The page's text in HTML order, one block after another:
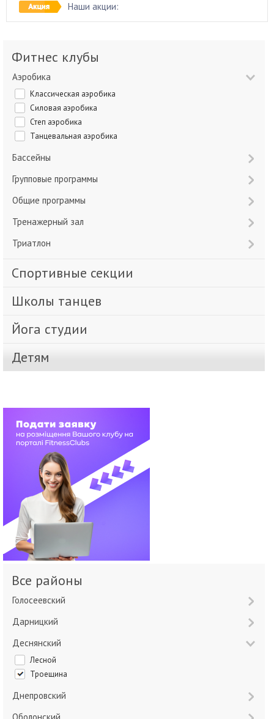
Наши акции:
Фитнес клубы
Аэробика
Классическая аэробика
Силовая аэробика
Степ аэробика
Танцевальная аэробика
Бассейны
Групповые программы
Общие программы
Тренажерный зал
Триатлон
Спортивные секции
Школы танцев
Йога студии
Детям
Все районы
Голосеевский
Дарницкий
Деснянский
Лесной
Троещина
Днепровский